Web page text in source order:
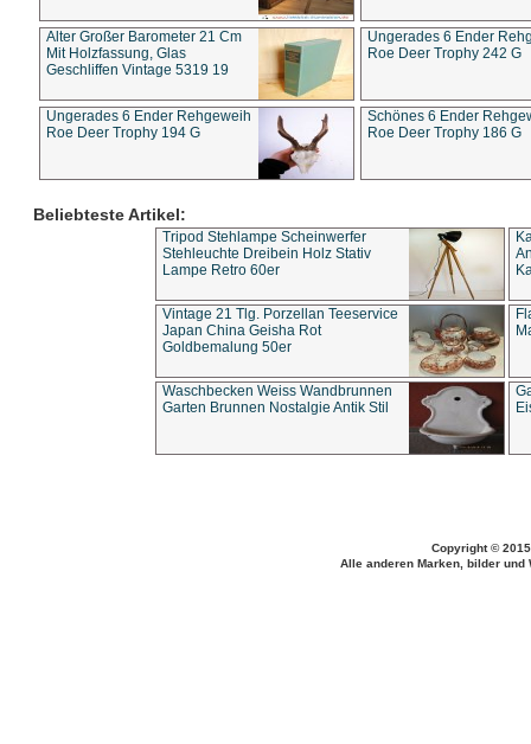
Alter Großer Barometer 21 Cm
Mit Holzfassung, Glas
Geschliffen Vintage 5319 19
Ungerades 6 Ender
Roe Deer Trophy 242 G
Ungerades 6 Ender Rehgeweih
Roe Deer Trophy 194 G
Schönes 6 Ender
Roe Deer Trophy 186 G
Beliebteste Artikel:
Tripod Stehlampe Scheinwerfer
Stehleuchte Dreibein Holz Stativ
Lampe Retro 60er
Vintage 21 Tlg. Porzellan Teeservice
Japan China Geisha Rot
Goldbemalung 50er
Waschbecken Weiss Wandbrunnen
Garten Brunnen Nostalgie Antik Stil
Copyright ©
Alle anderen Marken, bilder und